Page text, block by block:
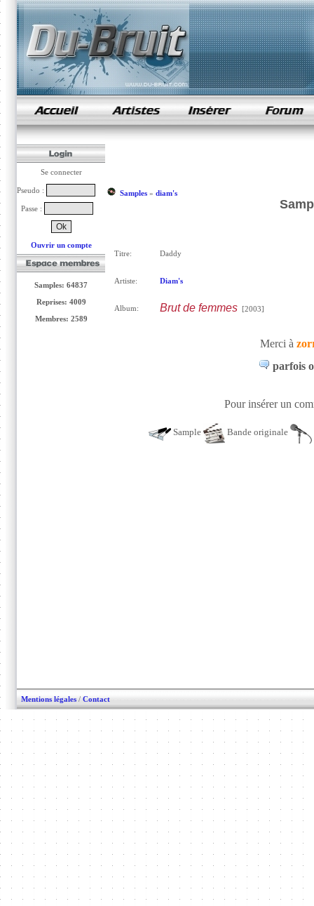
samples de rap
Se connecter
Pseudo :
Passe :
Ouvrir un compte
Samples: 64837
Reprises: 4009
Membres: 2589
Samples» diam's
Titre: Daddy
Artiste: Diam's
Album: Brut de femmes[2003]
Merci à
parfois
Pour insérer un
Sample Bande originale
Mentions légales / Contact